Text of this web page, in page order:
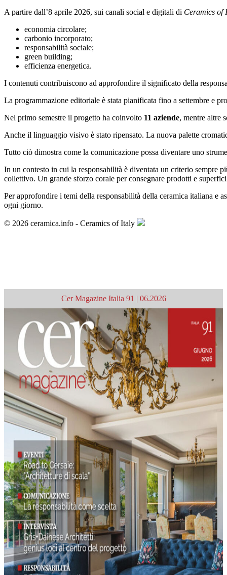
A partire dall’8 aprile 2026, sui canali social e digitali di Ceramics of
economia circolare;
carbonio incorporato;
responsabilità sociale;
green building;
efficienza energetica.
I contenuti contribuiscono ad approfondire il significato della
La programmazione editoriale è stata pianificata fino a settembre e
Nel primo semestre il progetto ha coinvolto 11 aziende, mentre altre
Anche il linguaggio visivo è stato ripensato. La nuova palette
Tutto ciò dimostra come la comunicazione possa diventare uno
In un contesto in cui la responsabilità è diventata un criterio sempre
collettivo. Un grande sforzo corale per consegnare prodotti e
Per approfondire i temi della responsabilità della ceramica italiana e
ogni giorno.
© 2026 ceramica.info - Ceramics of Italy
Cer Magazine Italia 91 | 06.2026